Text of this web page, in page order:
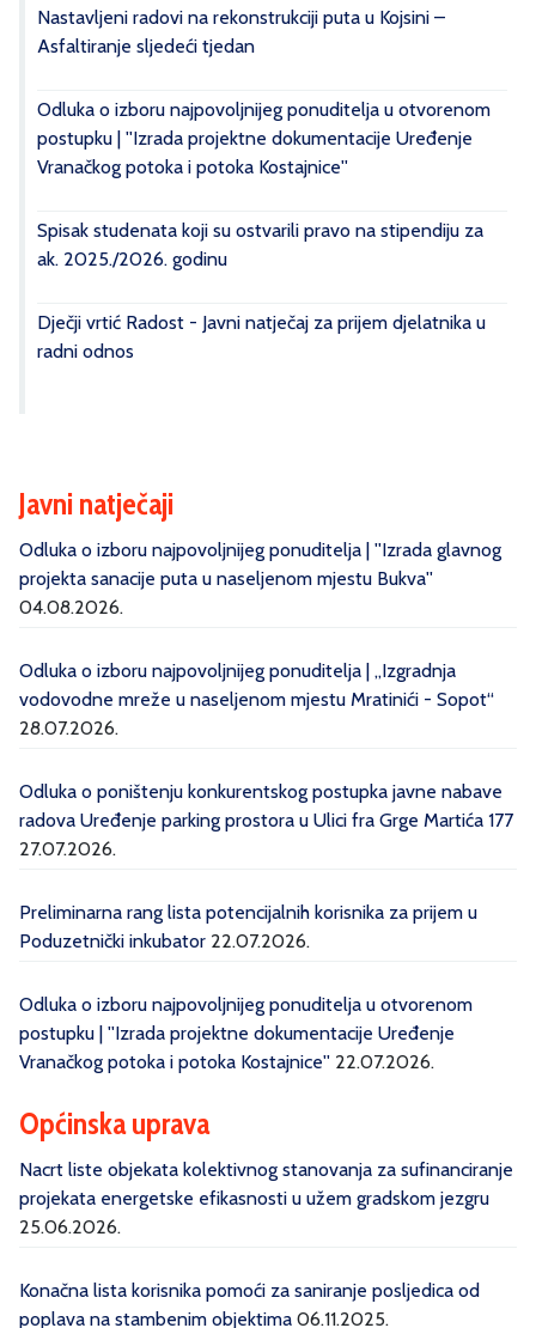
Nastavljeni radovi na rekonstrukciji puta u Kojsini –
Asfaltiranje sljedeći tjedan
Odluka o izboru najpovoljnijeg ponuditelja u otvorenom
postupku | ''Izrada projektne dokumentacije Uređenje
Vranačkog potoka i potoka Kostajnice''
Spisak studenata koji su ostvarili pravo na stipendiju za
ak. 2025./2026. godinu
Dječji vrtić Radost - Javni natječaj za prijem djelatnika u
radni odnos
Javni natječaji
Odluka o izboru najpovoljnijeg ponuditelja | ''Izrada glavnog
projekta sanacije puta u naseljenom mjestu Bukva''
04.08.2026.
Odluka o izboru najpovoljnijeg ponuditelja | „Izgradnja
vodovodne mreže u naseljenom mjestu Mratinići - Sopot“
28.07.2026.
Odluka o poništenju konkurentskog postupka javne nabave
radova Uređenje parking prostora u Ulici fra Grge Martića 177
27.07.2026.
Preliminarna rang lista potencijalnih korisnika za prijem u
Poduzetnički inkubator 22.07.2026.
Odluka o izboru najpovoljnijeg ponuditelja u otvorenom
postupku | ''Izrada projektne dokumentacije Uređenje
Vranačkog potoka i potoka Kostajnice'' 22.07.2026.
Općinska uprava
Nacrt liste objekata kolektivnog stanovanja za sufinanciranje
projekata energetske efikasnosti u užem gradskom jezgru
25.06.2026.
Konačna lista korisnika pomoći za saniranje posljedica od
poplava na stambenim objektima 06.11.2025.